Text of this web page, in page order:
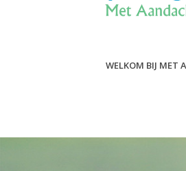
WELKOM BIJ MET